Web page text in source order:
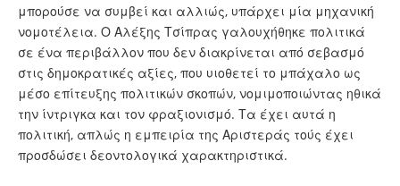
μπορούσε να συμβεί και αλλιώς, υπάρχει μία μηχανική
νομοτέλεια. Ο Αλέξης Τσίπρας γαλουχήθηκε πολιτικά
σε ένα περιβάλλον που δεν διακρίνεται από σεβασμό
στις δημοκρατικές αξίες, που υιοθετεί το μπάχαλο ως
μέσο επίτευξης πολιτικών σκοπών, νομιμοποιώντας ηθικά
την ίντριγκα και τον φραξιονισμό. Τα έχει αυτά η
πολιτική, απλώς η εμπειρία της Αριστεράς τούς έχει
προσδώσει δεοντολογικά χαρακτηριστικά.